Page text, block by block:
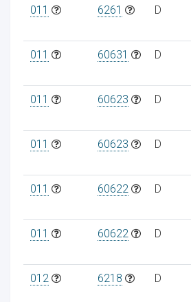
011 6261 D
011 60631 D
011 60623 D
011 60623 D
011 60622 D
011 60622 D
012 6218 D